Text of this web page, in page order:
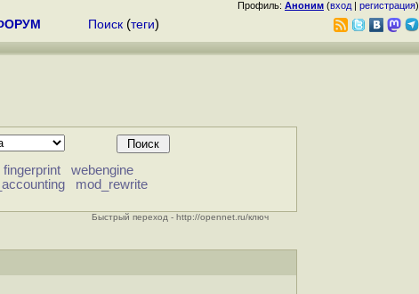
Профиль: Аноним (вход | регистрация)
Поиск (теги)
fingerprint
webengine
mod_rewrite
Быстрый переход - http://opennet.ru/ключ